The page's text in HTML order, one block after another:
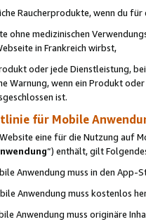
Raucherprodukte, wenn du
ohne medizinischen
in Frankreich wirbst,
oder jede Dienstleistung,
Warnung, wenn ein Produkt
ist.
für Mobile
eine für die Nutzung auf
“) enthält, gilt
Anwendung muss in den
Anwendung muss kostenlos
Anwendung muss originäre